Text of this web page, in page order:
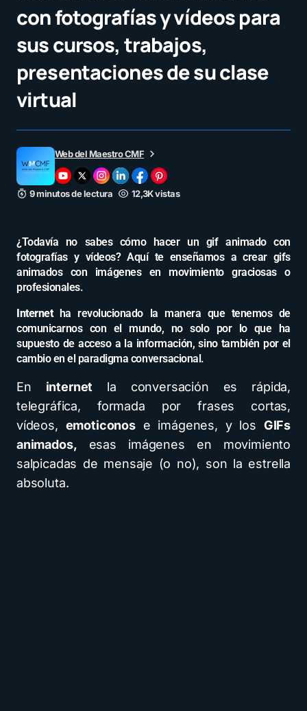
con fotografías y vídeos para
sus cursos, trabajos,
presentaciones de su clase
virtual
Web del Maestro CMF
9 minutos de lectura 12,3K vistas
¿Todavía no sabes cómo hacer un gif animado con
fotografías y vídeos? Aquí te enseñamos a crear gifs
animados con imágenes en movimiento graciosas o
profesionales.
Internetha revolucionado la manera que tenemos de
comunicarnos con el mundo, no solo por lo que ha
supuesto de acceso a la información, sino también por el
cambio en el paradigma conversacional.
En internet la conversación es rápida,
telegráfica, formada por frases cortas,
vídeos, emoticonose imágenes, y los GIFs
animados, esas imágenes en movimiento
salpicadas de mensaje (o no), son la estrella
absoluta.